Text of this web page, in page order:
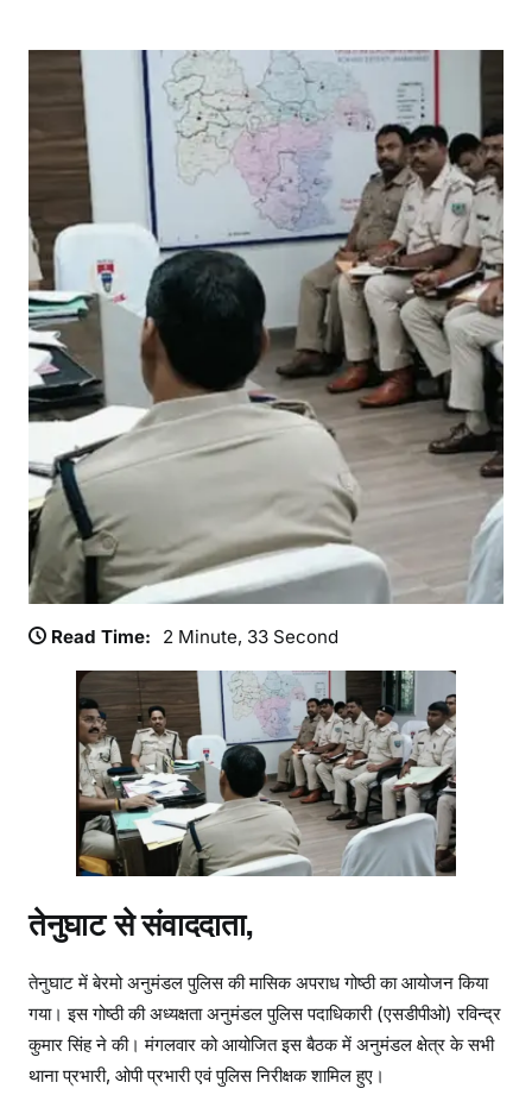
मं
ड
ल
अ
प
रा
ध
नि
यं
त्र
ण
को
ले
मा
गो
ष्ठी
,
ए
स
डी
पी
ओ
स
ख्त
नि
Read Time: 2 Minute, 33 Second
तेनुघाट से संवाददाता,
तेनुघाट में बेरमो अनुमंडल पुलिस की मासिक अपराध गोष्ठी का आयोजन किया
गया। इस गोष्ठी की अध्यक्षता अनुमंडल पुलिस पदाधिकारी (एसडीपीओ) रविन्द्र
कुमार सिंह ने की। मंगलवार को आयोजित इस बैठक में अनुमंडल क्षेत्र के सभी
थाना प्रभारी, ओपी प्रभारी एवं पुलिस निरीक्षक शामिल हुए।